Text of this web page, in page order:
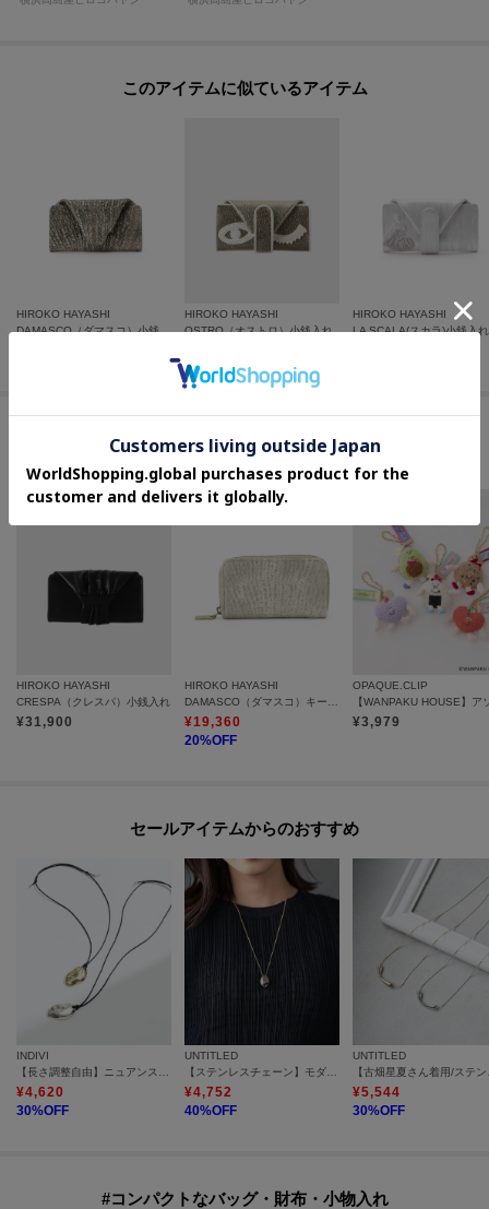
このアイテムに似ているアイテム
HIROKO HAYASHI
DAMASCO（ダマスコ）小銭入れ
HIROKO HAYASHI
OSTRO（オストロ）小銭入れ
HIROKO HAYASHI
LA SCALA(スカラ)小銭入れ
この商品を見た人はコチラの商品も
チェックしています
HIROKO HAYASHI
CRESPA（クレスパ）小銭入れ
¥31,900
HIROKO HAYASHI
DAMASCO（ダマスコ）キーケース
¥19,360
20%OFF
OPAQUE.CLIP
¥3,979
セールアイテムからのおすすめ
INDIVI
¥4,620
30%OFF
UNTITLED
¥4,752
40%OFF
UNTITLED
¥5,544
30%OFF
#コンパクトなバッグ・財布・小物入れ